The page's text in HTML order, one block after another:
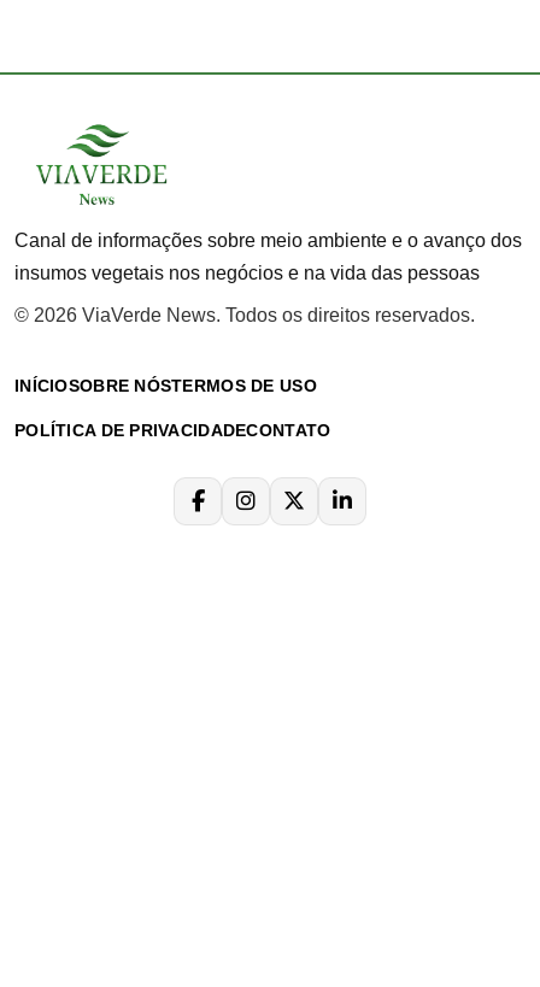
Canal de informações sobre meio ambiente e o avanço dos
insumos vegetais nos negócios e na vida das pessoas
© 2026 ViaVerde News. Todos os direitos reservados.
INÍCIOSOBRE NÓSTERMOS DE USO
POLÍTICA DE PRIVACIDADECONTATO